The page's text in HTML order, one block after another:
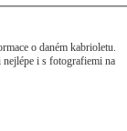
o daném kabrioletu.
nejlépe i s fotografiemi na